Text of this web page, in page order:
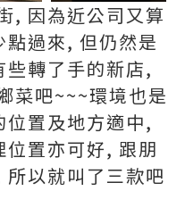
, 因為近公司又算
過來, 但仍然是
轉了手的新店,
菜吧~~~環境也是
置及地方適中,
置亦可好, 跟朋
以就叫了三款吧